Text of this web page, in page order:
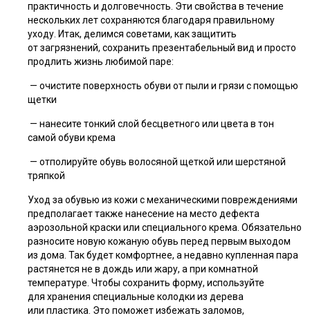
практичность и долговечность. Эти свойства в течение
нескольких лет сохраняются благодаря правильному
уходу. Итак, делимся советами, как защитить
от загрязнений, сохранить презентабельный вид и просто
продлить жизнь любимой паре:
— очистите поверхность обуви от пыли и грязи с помощью
щетки
— нанесите тонкий слой бесцветного или цвета в тон
самой обуви крема
— отполируйте обувь волосяной щеткой или шерстяной
тряпкой
Уход за обувью из кожи с механическими повреждениями
предполагает также нанесение на место дефекта
аэрозольной краски или специального крема. Обязательно
разносите новую кожаную обувь перед первым выходом
из дома. Так будет комфортнее, а недавно купленная пара
растянется не в дождь или жару, а при комнатной
температуре. Чтобы сохранить форму, используйте
для хранения специальные колодки из дерева
или пластика. Это поможет избежать заломов,